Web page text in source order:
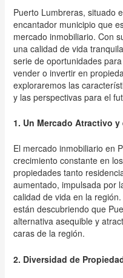
Puerto Lumbreras, situado
encantador municipio que
mercado inmobiliario. Con
una calidad de vida
serie de oportunidades
vender o invertir en
exploraremos las
y las perspectivas para el
1. Un Mercado Atractivo
El mercado inmobiliario en
crecimiento constante en
propiedades tanto
aumentado, impulsada por
calidad de vida en la
están descubriendo que
alternativa asequible y
caras de la región.
2. Diversidad de